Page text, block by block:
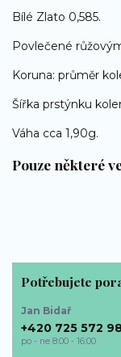
Bílé Zlato 0,585.
Povlečené
Koruna: průměr
Šířka prstýnku
Váha cca 1,90g.
Pouze některé
Potřebujete
Jan Bidař
+420 725 572
po - ne 8:00 - 16:00